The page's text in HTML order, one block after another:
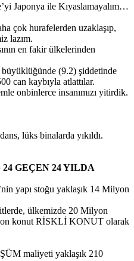
Japonya ile Kıyaslamayalım…
çok hurafelerden uzaklaşıp,
lazım.
en fakir ülkelerinden
(9.2) şiddetinde
can kaybıyla atlattılar.
onbinlerce insanımızı yitirdik.
lüks binalarda yıkıldı.
GEÇEN 24 YILDA
yapı stoğu yaklaşık 14 Milyon
ülkemizde 20 Milyon
konut RİSKLİ KONUT olarak
maliyeti yaklaşık 210